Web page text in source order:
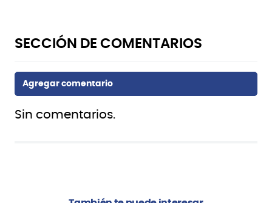
Sin comentarios.